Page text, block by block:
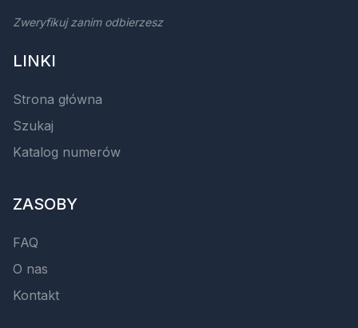
Zweryfikuj zanim odbierzesz
LINKI
Strona główna
Szukaj
Katalog numerów
ZASOBY
FAQ
O nas
Kontakt